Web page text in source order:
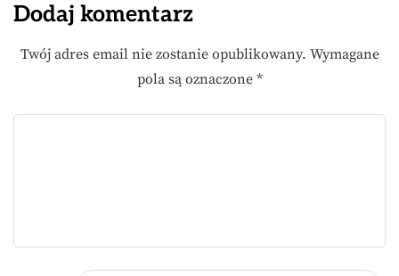
Dodaj komentarz
Twój adres email nie zostanie opublikowany. Wymagane
pola są oznaczone *